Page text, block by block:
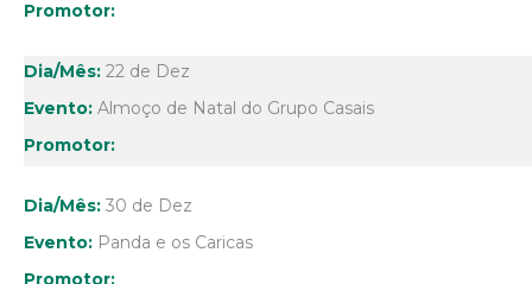
22 de Dez
Almoço de Natal do Grupo Casais
30 de Dez
Panda e os Caricas